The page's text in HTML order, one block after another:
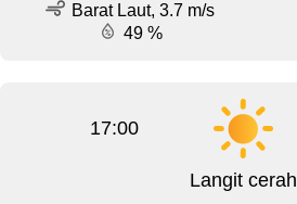
Barat Laut, 3.7 m/s
49 %
17:00
Langit cerah